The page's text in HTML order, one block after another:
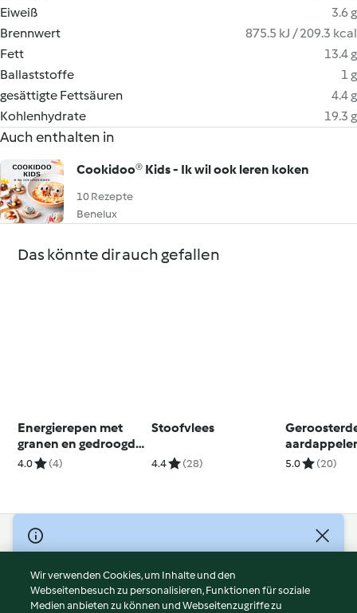
Eiweiß
3.6 g
Brennwert
875.5 kJ / 209.3 kcal
Fett
13.4 g
Ballaststoffe
1 g
gesättigte Fettsäuren
4.4 g
Kohlenhydrate
19.3 g
Auch enthalten in
Cookidoo® Kids - Ik wil ook leren koken
10 Rezepte
Benelux
Das könnte dir auch gefallen
Energierepen met
granen en gedroogd
fruit
4.0 (4)
Stoofvlees
4.4 (28)
rozemarijn
5.0 (20)
© Copyright 2026
Nutzungsbedingungen
Datenschutzrichtlinien
Wir verwenden Cookies, um Inhalte und den
Webseitenbesuch zu personalisieren, Funktionen für soziale
Medien anbieten zu können und Webseitenzugriffe zu